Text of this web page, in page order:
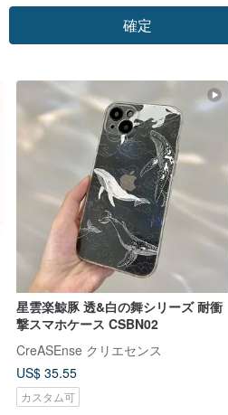
US$ 36.42
星雲楽鯨豚 透&白の舞シリーズ 耐衝
撃スマホケース CSBN02
CreASEnse クリエセンス
US$ 35.55
カスタム可
確定